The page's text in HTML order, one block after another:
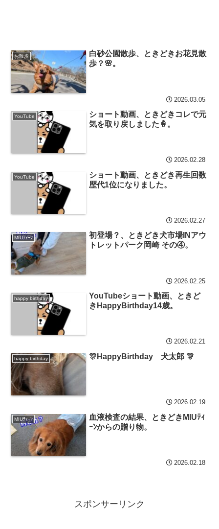
お散歩
白砂公園散歩、ときどきお花見散
歩？🌸。
2026.03.05
YouTube
ショート動画、ときどきコレで元
気を取り戻しました🍦。
2026.02.28
YouTube
ショート動画、ときどき再生回数
歴代1位になりました。
2026.02.27
MIUﾃｨｰﾝ
初登場？、ときどき犬市場INアウ
トレットパーク岡崎 その④。
2026.02.25
happy birthday
YouTubeショート動画、ときど
きHappyBirthday14歳。
2026.02.21
happy birthday 🎊HappyBirthday 犬太郎 🎊
2026.02.19
MIUﾃｨｰﾝ
血液検査の結果、ときどきMIUﾃｨ
ｰﾝからの贈り物。
2026.02.18
スポンサーリンク